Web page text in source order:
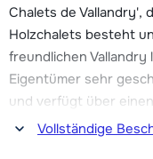
Chalets de Vallandry',
Holzchalets besteht
freundlichen Vallandry
Eigentümer sehr
und verfügt über
Wohnzimmer und
Vollständige